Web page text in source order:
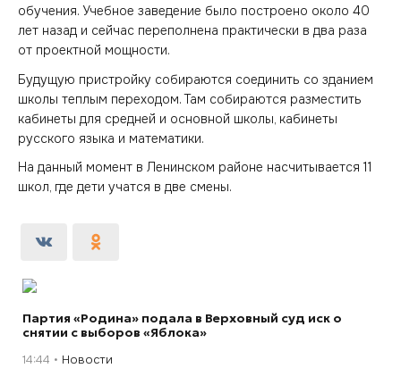
обучения. Учебное заведение было построено около 40
лет назад и сейчас переполнена практически в два раза
от проектной мощности.
Будущую пристройку собираются соединить со зданием
школы теплым переходом. Там собираются разместить
кабинеты для средней и основной школы, кабинеты
русского языка и математики.
На данный момент в Ленинском районе насчитывается 11
школ, где дети учатся в две смены.
Партия «Родина» подала в Верховный суд иск о
снятии с выборов «Яблока»
14:44 Новости